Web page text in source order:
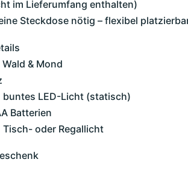
im Lieferumfang enthalten)
Steckdose nötig – flexibel
& Mond
buntes LED-Licht (statisch)
Batterien
oder Regallicht